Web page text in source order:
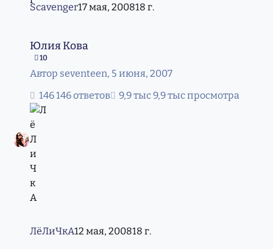
Scavenger17 мая, 200818 г.
Юлия Кова
10
Автор seventeen, 5 июня, 2007
146 ответов
9,9 тыс просмотра
ЛёЛиЧкА12 мая, 200818 г.